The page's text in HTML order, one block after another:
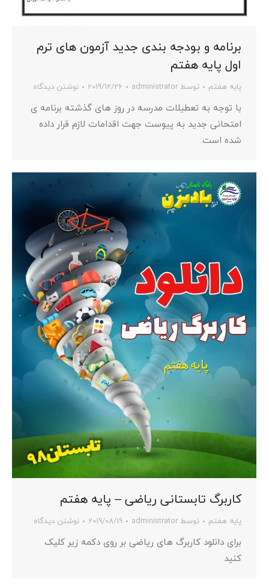
برنامه و بودجه بندی جدید آزمون های ترم
اول پایه هفتم
پایه هفتم توسط administrator
2019/12/26 نوشتن دیدگاه
با توجه به تعطیلات مدرسه در روز های گذشته برنامه ی
امتحانی جدید به پیوست جهت اقدامات لازم قرار داده
شده است.
کاربرگ تابستانی ریاضی – پایه هفتم
پایه هفتم توسط administrator
2019/08/19 نوشتن دیدگاه
برای دانلود کاربرگ های ریاضی بر روی دکمه زیر کلیک
کنید